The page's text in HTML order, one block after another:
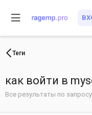
Теги
как войти в
Все результаты по